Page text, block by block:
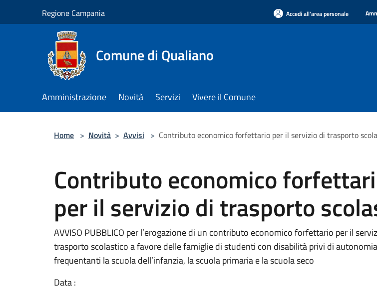
Regione Campania Accedi all'area personale
Comune di Qualiano
Amministrazione Novità Servizi Vivere il Comune
Home > Novità > Avvisi > Contributo economico forfettario per il servizio di trasporto
Contributo economico
per il servizio di trasporto
AVVISO PUBBLICO per l’erogazione di un contributo economico forfettario per il
trasporto scolastico a favore delle famiglie di studenti con disabilità privi di autonomia
frequentanti la scuola dell’infanzia, la scuola primaria e la scuola seco
Data :